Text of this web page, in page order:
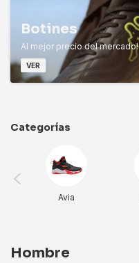
Botines
Al mejor precio del mercado!
VER
Categorías
Avia
Hombre